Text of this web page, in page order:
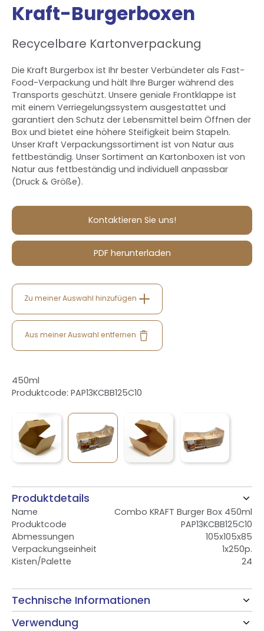
Kraft-Burgerboxen
Recycelbare Kartonverpackung
Die Kraft Burgerbox ist Ihr bester Verbündeter als Fast-
Food-Verpackung und hält Ihre Burger während des
Transports geschützt. Unsere geniale Frontklappe ist
mit einem Verriegelungssystem ausgestattet und
garantiert den Schutz der Lebensmittel beim Öffnen der
Box und bietet eine höhere Steifigkeit beim Stapeln.
Unser Kraft Verpackungssortiment ist von Natur aus
fettbeständig. Unser Sortiment an Kartonboxen ist von
Natur aus fettbeständig und individuell anpassbar
(Druck & Größe).
Kontaktieren Sie uns!
PDF herunterladen
Zu meiner Auswahl hinzufügen
Aus meiner Auswahl entfernen
450ml
Produktcode: PAP13KCBB125C10
Produktdetails
Name
Combo KRAFT Burger Box 450ml
Produktcode
PAP13KCBB125C10
Abmessungen
105x105x85
Verpackungseinheit
1x250p.
Kisten/Palette
24
Technische Informationen
Verwendung